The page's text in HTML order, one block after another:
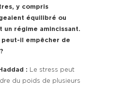
y compris
équilibré ou
un régime amincissant.
peut-il empêcher de
: Le stress peut
du poids de plusieurs